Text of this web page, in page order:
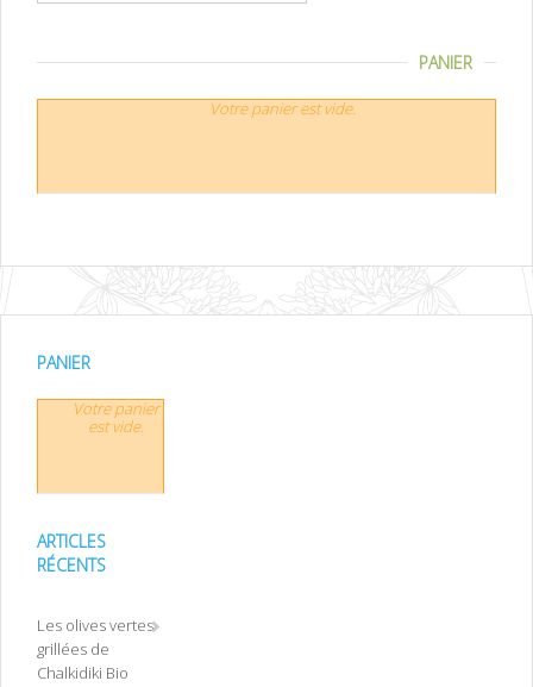
PANIER
Votre panier est vide.
PANIER
Votre panier
est vide.
ARTICLES
RÉCENTS
Les olives vertes
grillées de
Chalkidiki Bio